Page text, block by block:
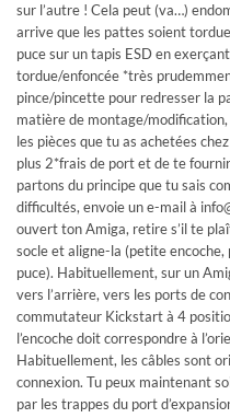
sur l’autre ! Cela peut (va…)
arrive que les pattes soient
puce sur un tapis ESD en
tordue/enfoncée *très
pince/pincette pour redresser la
matière de montage/
les pièces que tu as achetées
plus 2*frais de port et de te
partons du principe que tu sais
difficultés, envoie un e-mail à
ouvert ton Amiga, retire s’il te
socle et aligne-la (petite
puce). Habituellement, sur un
vers l’arrière, vers les ports de
commutateur Kickstart à 4
l’encoche doit correspondre à
Habituellement, les câbles sont
connexion. Tu peux maintenant
par les trappes du port